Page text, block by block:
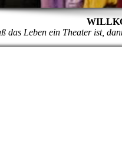
das Leben ein Theater ist,